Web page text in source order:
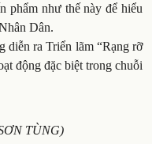
phẩm như thế này để hiểu
Dân.
diễn ra Triển lãm “Rạng rỡ
động đặc biệt trong chuỗi
TÙNG)